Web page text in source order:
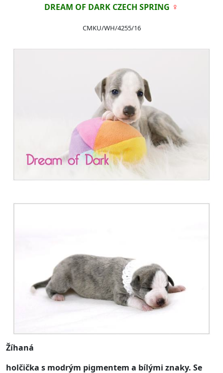
DREAM OF DARK CZECH SPRING ♀
CMKU/WH/4255/16
Žíhaná
holčička s modrým pigmentem a bílými znaky. Se